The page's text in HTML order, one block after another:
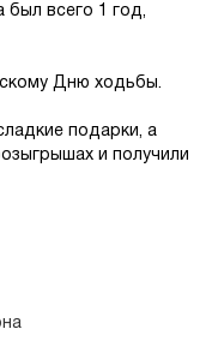
всего 1 год,
Дню ходьбы.
подарки, а
и получили